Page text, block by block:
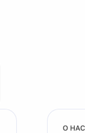
О НАС